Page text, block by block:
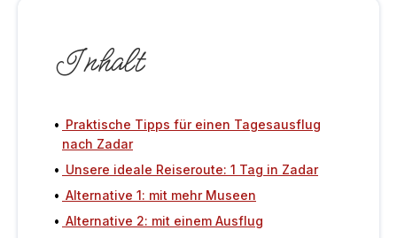
Inhalt
Praktische Tipps für einen Tagesausflug
nach Zadar
Unsere ideale Reiseroute: 1 Tag in Zadar
Alternative 1: mit mehr Museen
Alternative 2: mit einem Ausflug